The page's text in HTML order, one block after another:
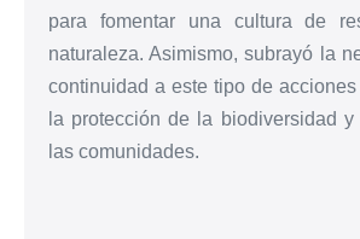
para fomentar una cultura de
naturaleza. Asimismo, subrayó la
continuidad a este tipo de
la protección de la biodiversidad
las comunidades.